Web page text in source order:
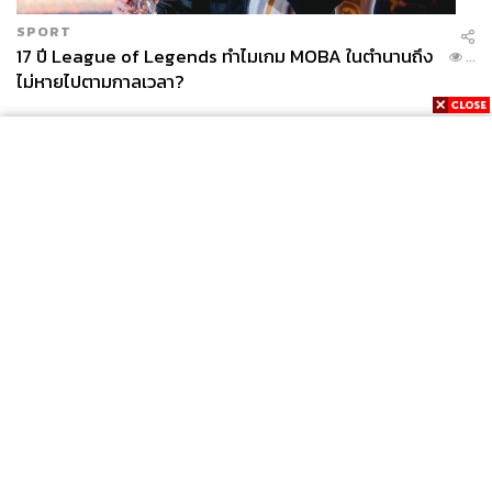
ข้อพิจารณานี้ เหมือนตัดตอนพูด เพราะเราเองประกาศเรื่อง
ประชาธิปไตย เรายืนหยัดเรื่องประชาธิปไตยที่กินได้ เป็น
พรรคที่เคยประสบความสำเร็จ และเนื่องจากกำลังจะประสบ
ความสำเร็จอีก ดังนั้นจึงเป็นเป้าที่ถูกจำกัดวิธีการทำงานใน
หลายเรื่อง
SPORT
17 ปี League of Legends ทำไมเกม MOBA ในตำนานถึง
ไม่หายไปตามกาลเวลา?
...